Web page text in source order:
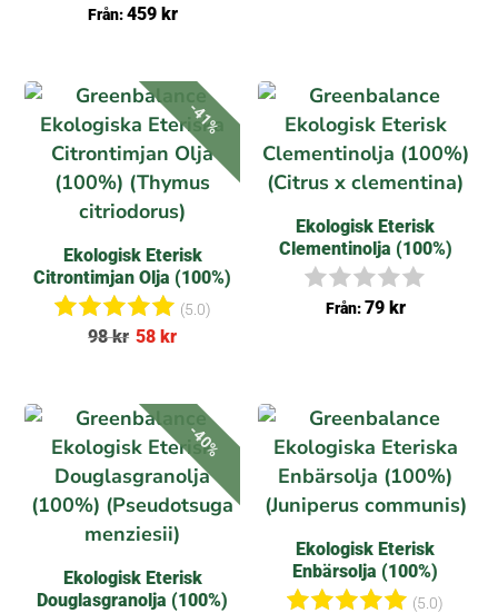
Betygsat
Från:459 kr
-41%
Ekologisk Eterisk
Citrontimjan Olja (100%)
Betygsat
(5.0)
98kr 58 kr
Ekologisk Eterisk
Clementinolja (100%)
e
c
e
n
s
i
n
e
Från:79 kr
-40%
Ekologisk Eterisk
Douglasgranolja (100%)
Ekologisk Eterisk
Enbärsolja (100%)
(5.0)